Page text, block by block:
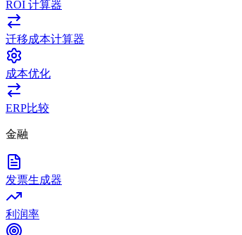
ROI 计算器
迁移成本计算器
成本优化
ERP比较
金融
发票生成器
利润率